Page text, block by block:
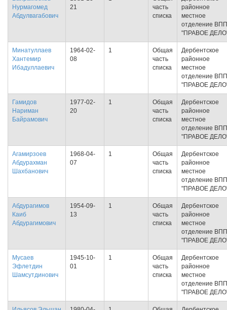
Нурмагомед
Абдулвагабович
21
часть
списка
районное
местное
отделение ВПП
"ПРАВОЕ
Минатуллаев
Хантемир
Ибадуллаевич
1964-02-
08
1
Общая
часть
списка
Дербентское
районное
местное
отделение ВПП
"ПРАВОЕ
Гамидов
Нариман
Байрамович
1977-02-
20
1
Общая
часть
списка
Дербентское
районное
местное
отделение ВПП
"ПРАВОЕ
Агамирзоев
Абдурахман
Шахбанович
1968-04-
07
1
Общая
часть
списка
Дербентское
районное
местное
отделение ВПП
"ПРАВОЕ
Абдурагимов
Каиб
Абдурагимович
1954-09-
13
1
Общая
часть
списка
Дербентское
районное
местное
отделение ВПП
"ПРАВОЕ
Мусаев
Эфлетдин
Шамсутдинович
1945-10-
01
1
Общая
часть
списка
Дербентское
районное
местное
отделение ВПП
"ПРАВОЕ